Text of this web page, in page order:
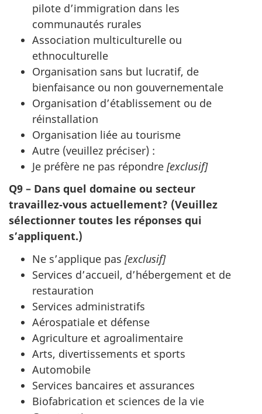
pilote d’immigration dans les
communautés rurales
Association multiculturelle ou
ethnoculturelle
Organisation sans but lucratif, de
bienfaisance ou non gouvernementale
Organisation d’établissement ou de
réinstallation
Organisation liée au tourisme
Autre (veuillez préciser) :
Je préfère ne pas répondre [exclusif]
Q9 – Dans quel domaine ou secteur
travaillez‑vous actuellement? (Veuillez
sélectionner toutes les réponses qui
s’appliquent.)
Ne s’applique pas [exclusif]
Services d’accueil, d’hébergement et de
restauration
Services administratifs
Aérospatiale et défense
Agriculture et agroalimentaire
Arts, divertissements et sports
Automobile
Services bancaires et assurances
Biofabrication et sciences de la vie